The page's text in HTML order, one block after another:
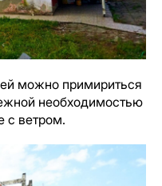
можно примириться
необходимостью
с ветром.